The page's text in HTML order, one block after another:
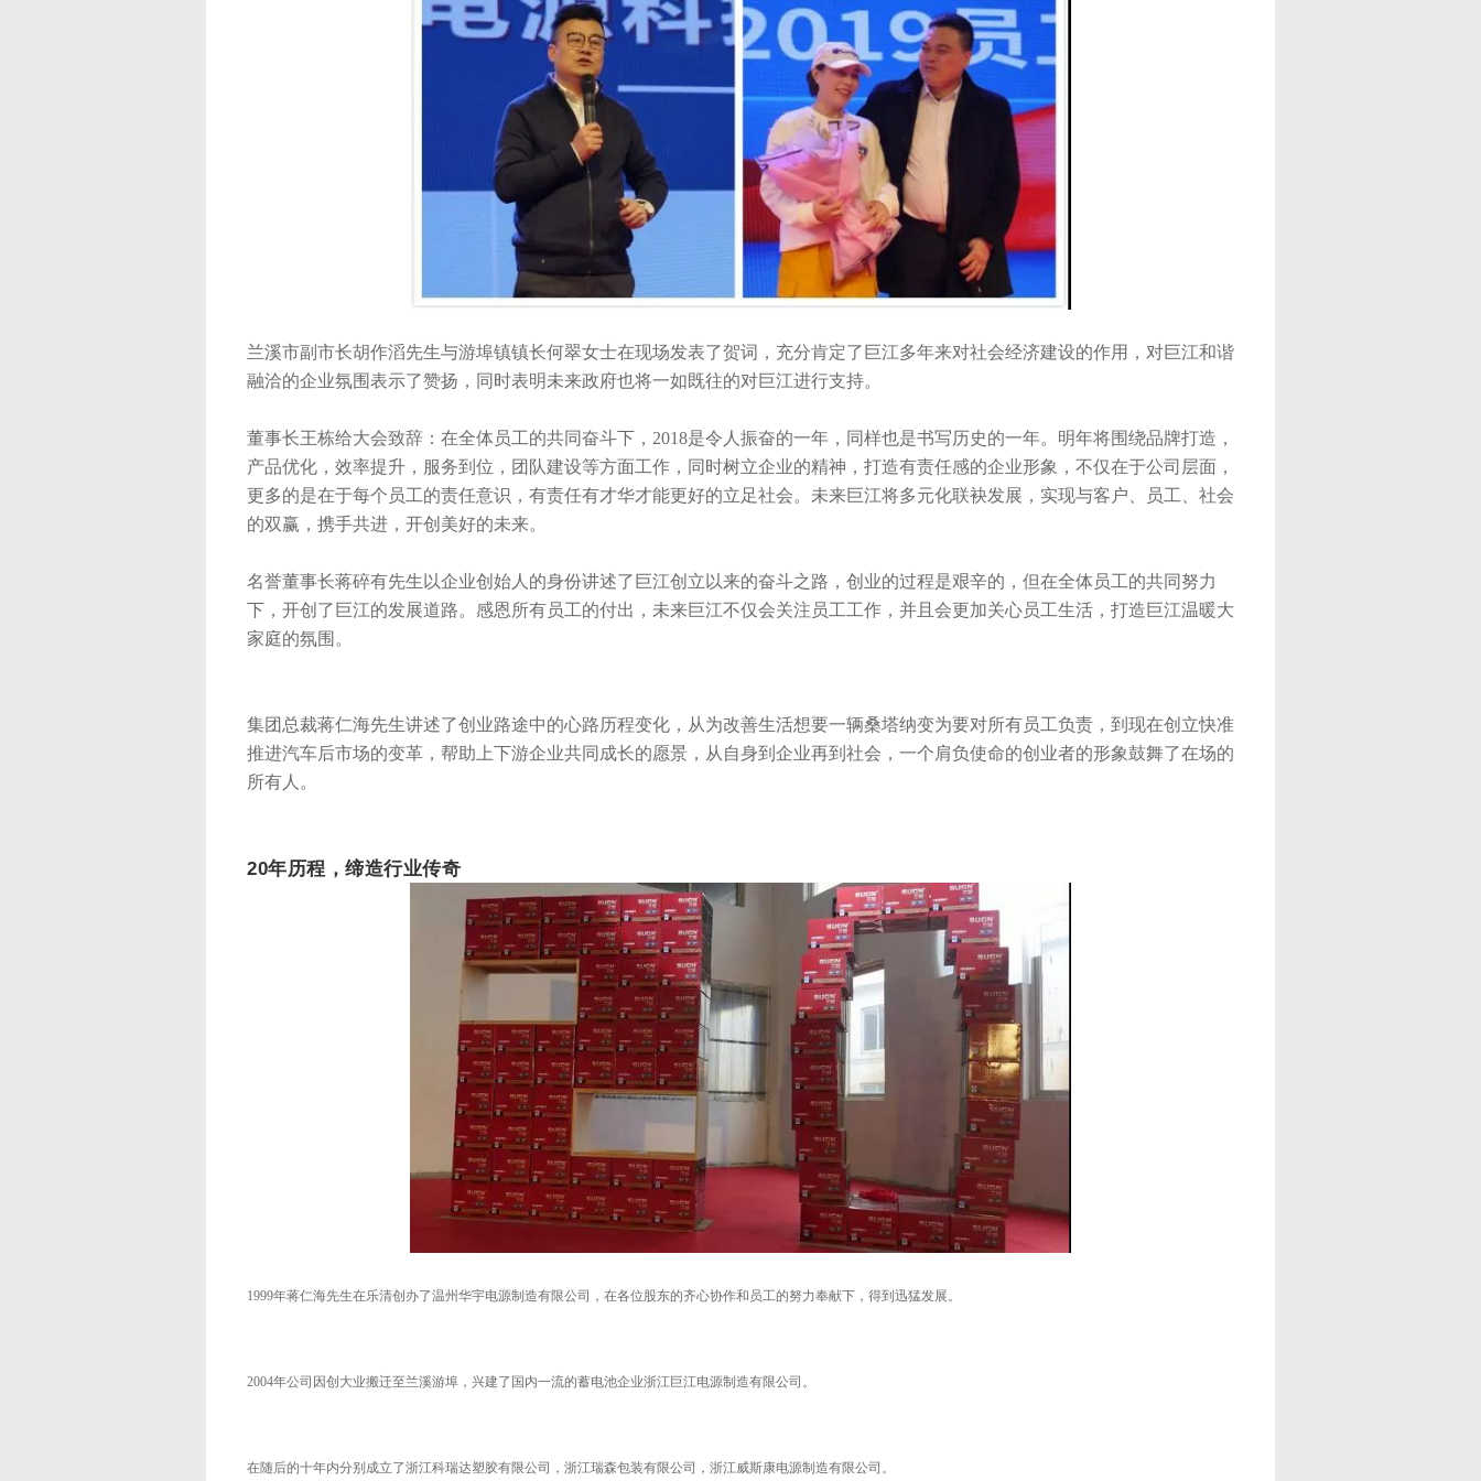
兰溪市副市长胡作滔先生与游埠镇镇长何翠女士在现场发表了贺词，充分肯定了巨江多年来对社会经济建设的作用，对巨江和谐
融洽的企业氛围表示了赞扬，同时表明未来政府也将一如既往的对巨江进行支持。
董事长王栋给大会致辞：在全体员工的共同奋斗下，2018是令人振奋的一年，同样也是书写历史的一年。明年将围绕品牌打造，
产品优化，效率提升，服务到位，团队建设等方面工作，同时树立企业的精神，打造有责任感的企业形象，不仅在于公司层面，
更多的是在于每个员工的责任意识，有责任有才华才能更好的立足社会。未来巨江将多元化联袂发展，实现与客户、员工、社会
的双赢，携手共进，开创美好的未来。
名誉董事长蒋碎有先生以企业创始人的身份讲述了巨江创立以来的奋斗之路，创业的过程是艰辛的，但在全体员工的共同努力
下，开创了巨江的发展道路。感恩所有员工的付出，未来巨江不仅会关注员工工作，并且会更加关心员工生活，打造巨江温暖大
家庭的氛围。
集团总裁蒋仁海先生讲述了创业路途中的心路历程变化，从为改善生活想要一辆桑塔纳变为要对所有员工负责，到现在创立快准
推进汽车后市场的变革，帮助上下游企业共同成长的愿景，从自身到企业再到社会，一个肩负使命的创业者的形象鼓舞了在场的
所有人。
20年历程，缔造行业传奇
1999年蒋仁海先生在乐清创办了温州华宇电源制造有限公司，在各位股东的齐心协作和员工的努力奉献下，得到迅猛发展。
2004年公司因创大业搬迁至兰溪游埠，兴建了国内一流的蓄电池企业浙江巨江电源制造有限公司。
在随后的十年内分别成立了浙江科瑞达塑胶有限公司，浙江瑞森包装有限公司，浙江威斯康电源制造有限公司。